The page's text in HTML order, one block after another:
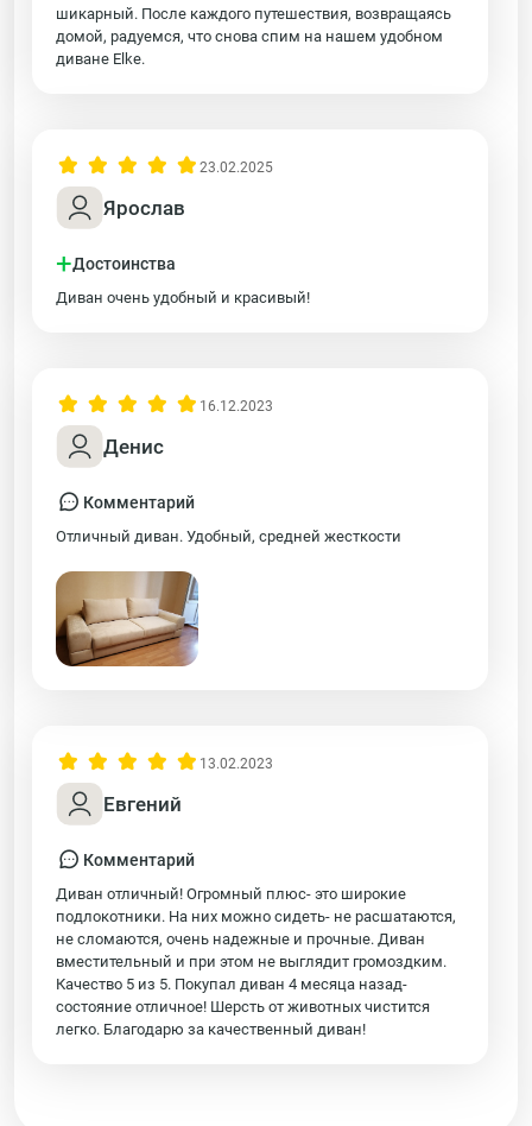
шикарный. После каждого путешествия, возвращаясь
домой, радуемся, что снова спим на нашем удобном
диване Elke.
Ярослав
23.02.2025
+Достоинства
Диван очень удобный и красивый!
Денис
16.12.2023
Комментарий
Отличный диван. Удобный, средней жесткости
Евгений
13.02.2023
Комментарий
Диван отличный! Огромный плюс- это широкие
подлокотники. На них можно сидеть- не расшатаются,
не сломаются, очень надежные и прочные. Диван
вместительный и при этом не выглядит громоздким.
Качество 5 из 5. Покупал диван 4 месяца назад-
состояние отличное! Шерсть от животных чистится
легко. Благодарю за качественный диван!